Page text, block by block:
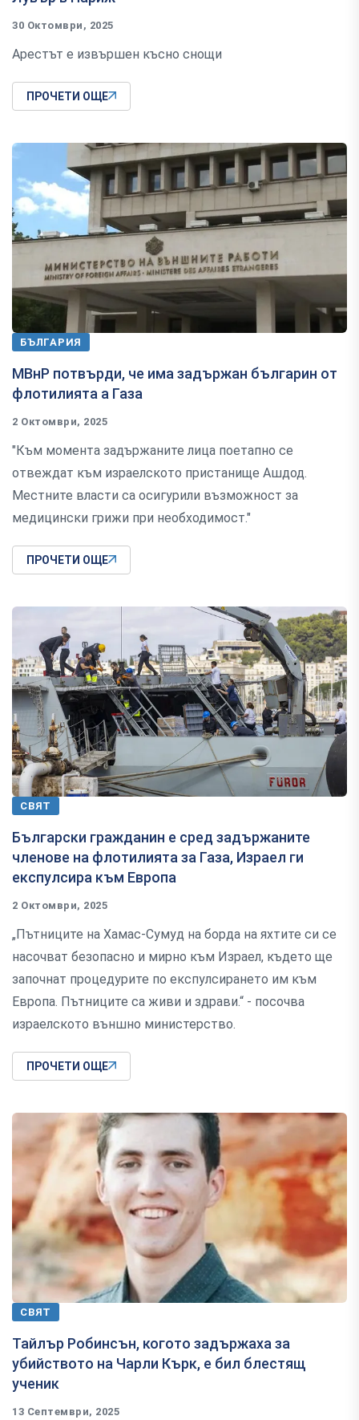
30 Октомври, 2025
Арестът е извършен късно снощи
ПРОЧЕТИ ОЩЕ
БЪЛГАРИЯ
МВнР потвърди, че има задържан българин от
флотилията а Газа
2 Октомври, 2025
"Към момента задържаните лица поетапно се
отвеждат към израелското пристанище Ашдод.
Местните власти са осигурили възможност за
медицински грижи при необходимост."
ПРОЧЕТИ ОЩЕ
СВЯТ
Български гражданин е сред задържаните
членове на флотилията за Газа, Израел ги
експулсира към Европа
2 Октомври, 2025
„Пътниците на Хамас-Сумуд на борда на яхтите си се
насочват безопасно и мирно към Израел, където ще
започнат процедурите по експулсирането им към
Европа. Пътниците са живи и здрави.“ - посочва
израелското външно министерство.
ПРОЧЕТИ ОЩЕ
СВЯТ
Тайлър Робинсън, когото задържаха за
убийството на Чарли Кърк, е бил блестящ
ученик
13 Септември, 2025